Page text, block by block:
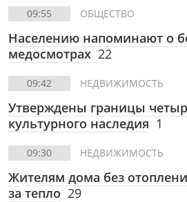
09:55 ОБЩЕСТВО
Населению напоминают о
медосмотрах 22
09:42 НЕДВИЖИМОСТЬ
Утверждены границы
культурного наследия 1
09:30 НЕДВИЖИМОСТЬ
Жителям дома без
за тепло 29